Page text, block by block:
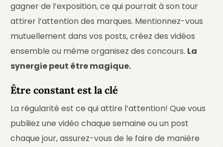
gagner de l’exposition, ce qui pourrait à son tour
attirer l’attention des marques. Mentionnez-vous
mutuellement dans vos posts, créez des vidéos
ensemble ou même organisez des concours. La
synergie peut être magique.
Être constant est la clé
La régularité est ce qui attire l’attention! Que vous
publiiez une vidéo chaque semaine ou un post
chaque jour, assurez-vous de le faire de manière